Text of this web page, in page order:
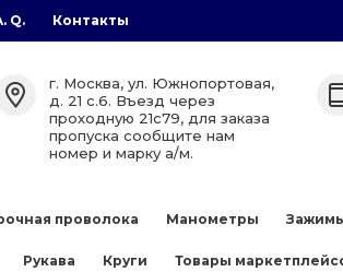
Q. Контакты
проволока Манометры
Рукава Круги Товары
г. Москва, ул. Южнопортовая,
д. 21 с.6. Въезд через
проходную 21с79, для заказа
пропуска сообщите нам
номер и марку а/м.